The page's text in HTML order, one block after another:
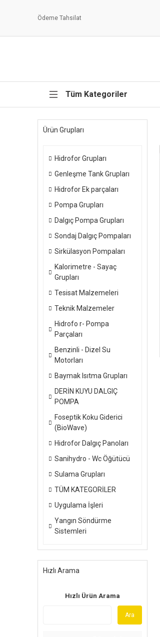
Ödeme Tahsilat
Tüm Kategoriler
Ürün Grupları
Hidrofor Grupları
Genleşme Tank Grupları
Hidrofor Ek parçaları
Pompa Grupları
Dalgıç Pompa Grupları
Sondaj Dalgıç Pompaları
Sirkülasyon Pompaları
Kalorimetre - Sayaç
Grupları
Tesisat Malzemeleri
Teknik Malzemeler
Hidrofo r- Pompa
Parçaları
Benzinli - Dizel Su
Motorları
Baymak Isıtma Grupları
DERİN KUYU DALGIÇ
POMPA
Foseptik Koku Giderici
(BioWave)
Hidrofor Dalgıç Panoları
Sanihydro - Wc Öğütücü
Sulama Grupları
TÜM KATEGORİLER
Uygulama İşleri
Yangın Söndürme
Sistemleri
Hızlı Arama
Hızlı Ürün Arama
Ara